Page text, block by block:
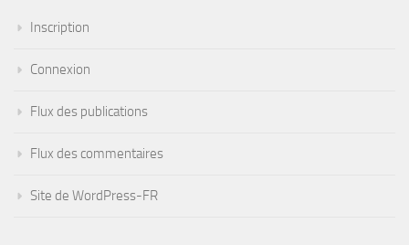
Inscription
Connexion
Flux des publications
Flux des commentaires
Site de WordPress-FR